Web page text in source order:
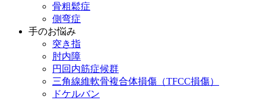
骨粗鬆症
側弯症
手のお悩み
突き指
肘内障
円回内筋症候群
三角線維軟骨複合体損傷（TFCC損傷）
ドケルバン